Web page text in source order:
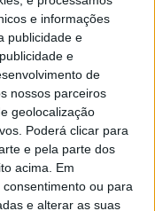
e informações
publicidade e
e
de
nossos parceiros
geolocalização
Poderá clicar para
e pela parte dos
acima. Em
ou para
e alterar as suas